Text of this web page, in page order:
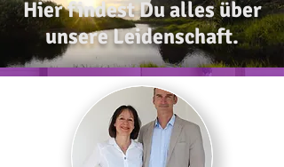
Hier findest Du alles über
unsere Leidenschaft.